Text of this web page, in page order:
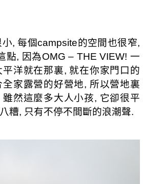
小,每個campsite的空間也很窄,
點, 因為OMG – THE VIEW!一
洋就在那裏, 就在你家門口的
家露營的好營地, 所以營地裏
雖然這麼多大人小孩, 它卻很平
糟, 只有不停不間斷的浪潮聲.